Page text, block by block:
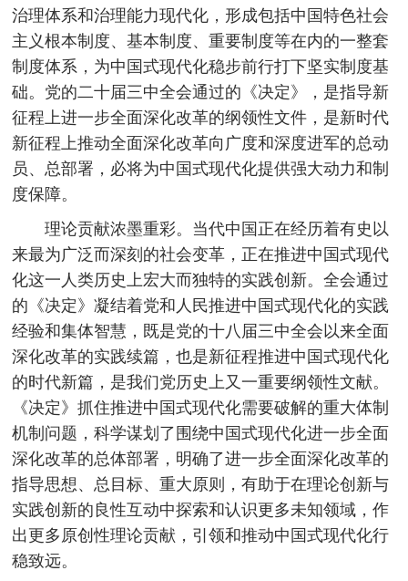
治理体系和治理能力现代化，形成包括中国特色社会
主义根本制度、基本制度、重要制度等在内的一整套
制度体系，为中国式现代化稳步前行打下坚实制度基
础。党的二十届三中全会通过的《决定》，是指导新
征程上进一步全面深化改革的纲领性文件，是新时代
新征程上推动全面深化改革向广度和深度进军的总动
员、总部署，必将为中国式现代化提供强大动力和制
度保障。
理论贡献浓墨重彩。当代中国正在经历着有史以
来最为广泛而深刻的社会变革，正在推进中国式现代
化这一人类历史上宏大而独特的实践创新。全会通过
的《决定》凝结着党和人民推进中国式现代化的实践
经验和集体智慧，既是党的十八届三中全会以来全面
深化改革的实践续篇，也是新征程推进中国式现代化
的时代新篇，是我们党历史上又一重要纲领性文献。
《决定》抓住推进中国式现代化需要破解的重大体制
机制问题，科学谋划了围绕中国式现代化进一步全面
深化改革的总体部署，明确了进一步全面深化改革的
指导思想、总目标、重大原则，有助于在理论创新与
实践创新的良性互动中探索和认识更多未知领域，作
出更多原创性理论贡献，引领和推动中国式现代化行
稳致远。